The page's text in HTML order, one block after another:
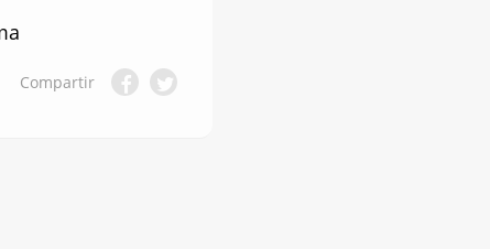
Compartir